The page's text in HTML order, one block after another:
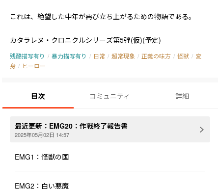
これは、絶望した中年が再び立ち上がるための物語である。
カタラレヌ・クロニクルシリーズ第5弾(仮)(予定)
残酷描写有り / 暴力描写有り / 日常 / 超常現象 / 正義の味方 / 怪獣 / 変
身 / ヒーロー
目次 コミュニティ 詳細
最近更新： EMG20：作戦終了報告書
2025年05月02日 14:57
EMG1：怪獣の国
EMG2：白い悪魔